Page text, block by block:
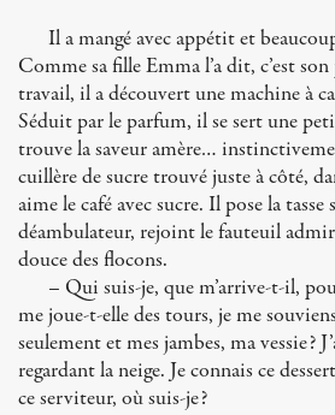
Il a mangé avec appétit et
Comme sa fille Emma l’a dit, c’est
travail, il a découvert une machine à
Séduit par le parfum, il se sert une
trouve la saveur amère…
cuillère de sucre trouvé juste à côté,
aime le café avec sucre. Il pose la
déambulateur, rejoint le fauteuil
douce des flocons.
– Qui suis-je, que m’arrive-t-il,
me joue-t-elle des tours, je me
seulement et mes jambes, ma vessie?
regardant la neige. Je connais ce
ce serviteur, où suis-je?